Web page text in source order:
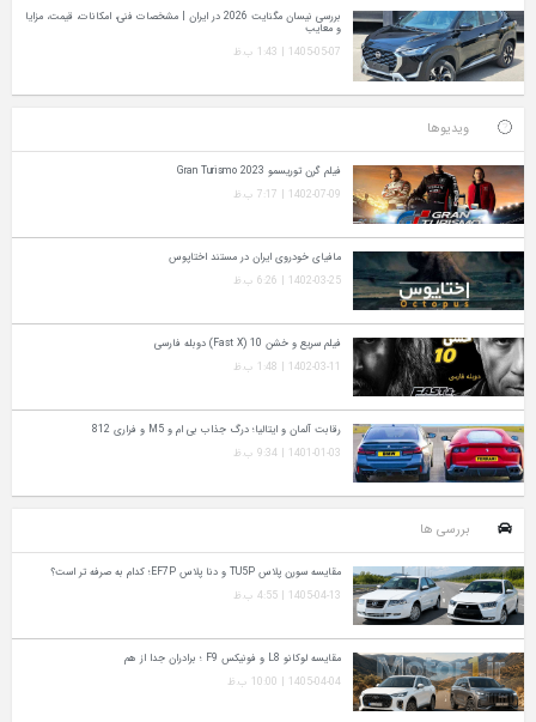
بررسی نیسان مگنایت 2026 در ایران | مشخصات فنی، امکانات، قیمت، مزایا
و معایب
1405-05-07 | 1:43 ب.ظ
ویدیوها
فیلم گرن توریسمو Gran Turismo 2023
1402-07-09 | 7:17 ب.ظ
مافیای خودروی ایران در مستند اختاپوس
1402-03-25 | 6:26 ب.ظ
فیلم سریع و خشن 10 (Fast X) دوبله فارسی
1402-03-11 | 1:48 ب.ظ
رقابت آلمان و ایتالیا؛ درگ جذاب بی ام و M5 و فراری 812
1401-01-03 | 9:34 ب.ظ
بررسی ها
مقایسه سورن پلاس TU5P و دنا پلاس EF7P؛ کدام به‌ صرفه‌ تر است؟
1405-04-13 | 4:55 ب.ظ
مقایسه لوکانو L8 و فونیکس F9 ؛ برادران جدا از هم
1405-04-04 | 10:00 ب.ظ